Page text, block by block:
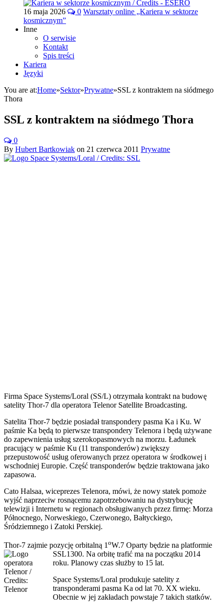
16 maja 2026 0 Warsztaty online „Kariera w sektorze
kosmicznym”
Inne
O serwisie
Kontakt
Spis treści
Kariera
Języki
You are at:Home»Sektor»Prywatne»SSL z kontraktem na siódmego
Thora
SSL z kontraktem na siódmego Thora
0
By Hubert Bartkowiak on 21 czerwca 2011 Prywatne
Firma Space Systems/Loral (SS/L) otrzymała kontrakt na budowę
satelity Thor-7 dla operatora Telenor Satellite Broadcasting.
Satelita Thor-7 będzie posiadał transpondery pasma Ka i Ku. W
paśmie Ka będą to pierwsze transpondery Telenora i będą używane
do zapewnienia usług szerokopasmowych na morzu. Ładunek
pracujący w paśmie Ku (11 transponderów) zwiększy
przepustowość usług oferowanych przez operatora w środkowej i
wschodniej Europie. Część transponderów będzie traktowana jako
zapasowa.
Cato Halsaa, wiceprezes Telenora, mówi, że nowy statek pomoże
wyjść naprzeciw rosnącemu zapotrzebowaniu na dystrybucję
telewizji i Internetu w regionach obsługiwanych przez firmę: Morza
Północnego, Norweskiego, Czerwonego, Bałtyckiego,
Śródziemnego i Zatoki Perskiej.
Thor-7 zajmie pozycję orbitalną 1 oW.7 Oparty będzie na platformie
SSL1300. Na orbitę trafić ma na początku 2014
roku. Planowy czas służby to 15 lat.
Space Systems/Loral produkuje satelity z
transponderami pasma Ka od lat 70. XX wieku.
Obecnie w jej zakładach powstaje 7 takich statków.